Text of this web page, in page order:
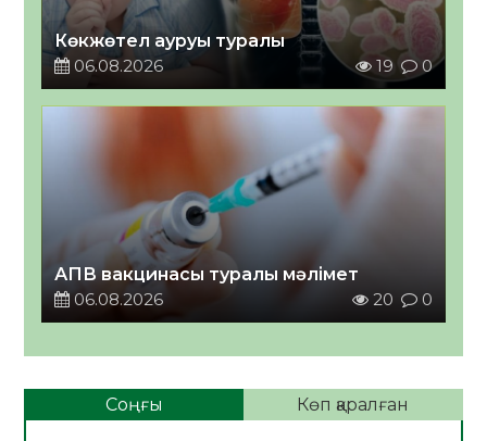
Көкжөтел ауруы туралы
06.08.2026
19 0
АПВ вакцинасы туралы мәлімет
06.08.2026
20 0
Соңғы Көп қаралған